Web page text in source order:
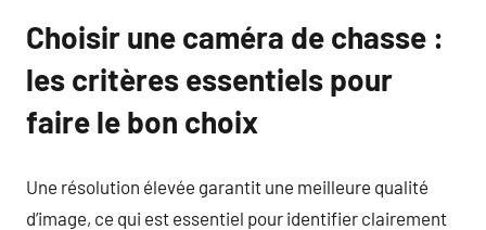
Choisir une caméra de chasse :
les critères essentiels pour
faire le bon choix
Une résolution élevée garantit une meilleure qualité
d’image, ce qui est essentiel pour identifier clairement